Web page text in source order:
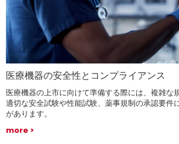
医療機器の安全性とコンプライアンス
医療機器の上市に向けて準備する際には、複雑な
適切な安全試験や性能試験、薬事規制の承認要件
があります。
more